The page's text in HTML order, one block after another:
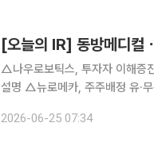
[오늘의 IR] 동방메디컬
△나우로보틱스, 투자자 이해증
설명 △뉴로메카, 주주배정 유·
신영증권 코스닥 상장사 기업설
2026-06-25 07:34